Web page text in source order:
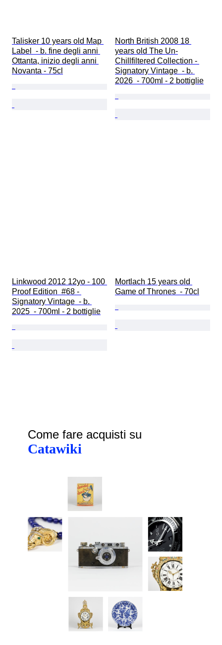
Talisker 10 years old Map
Label  - b. fine degli anni
Ottanta, inizio degli anni
Novanta - 75cl
North British 2008 18
years old The Un-
Chillfiltered Collection -
Signatory Vintage  - b.
2026  - 700ml - 2 bottiglie
Linkwood 2012 12yo - 100
Proof Edition  #68 -
Signatory Vintage  - b.
2025  - 700ml - 2 bottiglie
Mortlach 15 years old
Game of Thrones  - 70cl
Come fare acquisti su
Catawiki